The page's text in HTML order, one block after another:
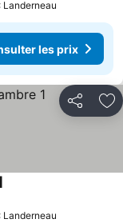
Landerneau
les prix
Partager
Landerneau